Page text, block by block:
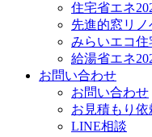
住宅省エネ
先進的窓リノ
みらいエコ住
給湯省エネ
お問い合わせ
お問い合わせ
お見積もり依
LINE相談